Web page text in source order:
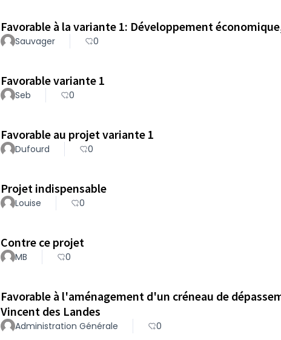
Favorable à la variante 1: Développement
Sauvager 0
Favorable variante 1
Seb 0
Favorable au projet variante 1
Dufourd 0
Projet indispensable
Louise 0
Contre ce projet
MB 0
Favorable à l'aménagement d'un créneau de
Vincent des Landes
Administration Générale 0